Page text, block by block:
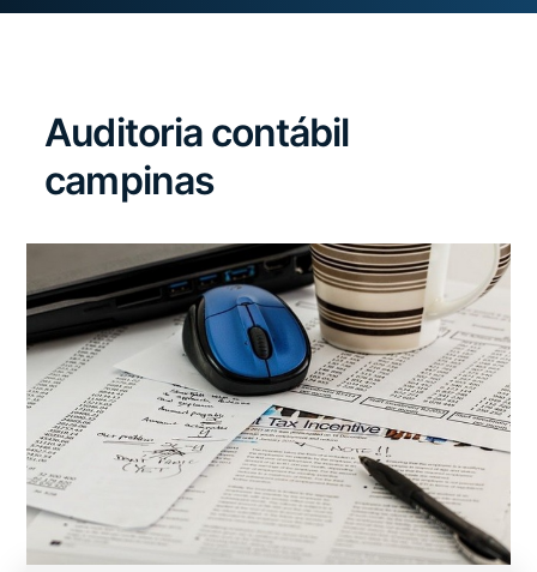
Auditoria contábil
campinas